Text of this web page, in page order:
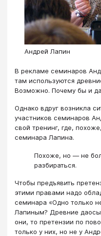
Андрей Лапин
В рекламе семинаров
там используются
Возможно. Почему бы и
Однако вдруг возникла
участников семинаров
свой тренинг, где,
семинара Лапина.
Похоже, но — не
разбираться.
Чтобы предъявить
этими правами надо
семинара «Одно только
Лапиным? Древние
они, то претензии по
только у них, но не у